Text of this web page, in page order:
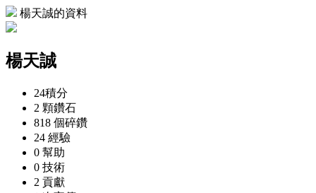
楊天誠的資料
楊天誠
24積分
2 顆鑽石
818 個碎鑽
24 經驗
0 幫助
0 技術
2 貢獻